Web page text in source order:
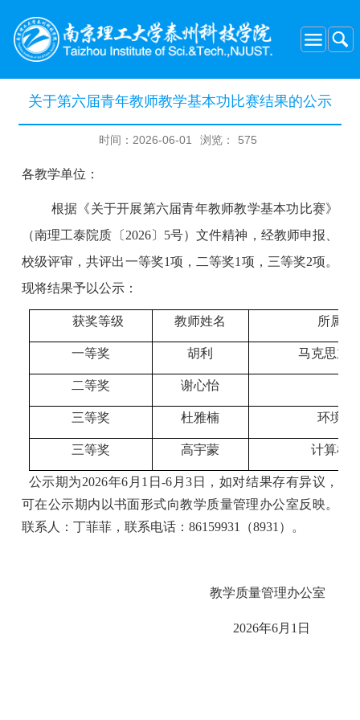
关于第六届青年教师教学基本功比赛结果的公示
时间：2026-06-01 浏览： 575
各教学单位：
根据《关于开展第六届青年教师教学基本功比赛》
（南理工泰院质〔 2026〕5号）文件精神，经教师申报、
校级评审，共评出一等奖1项，二等奖1项，三等奖2项。
现将结果予以公示：
获奖等级 教师姓名 所属二
一等奖 胡利 马克思主
二等奖 谢心怡
三等奖 杜雅楠 环境与
三等奖 高宇蒙 计算机
公示期为2026年6月1日-6月3日，如对结果存有异议，
可在公示期内以书面形式向教学质量管理办公室反映。
联系人：丁菲菲，联系电话：86159931（8931）。
教学质量管理办公室
2026年6月1日